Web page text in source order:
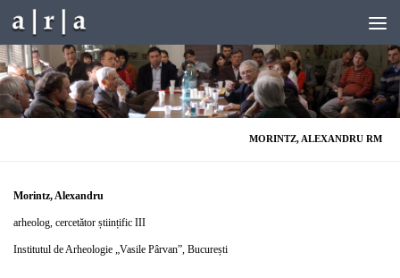
Skip to content
MORINTZ, ALEXANDRU RM
Morintz, Alexandru
arheolog, cercetător științific III
Institutul de Arheologie „Vasile Pârvan”, București